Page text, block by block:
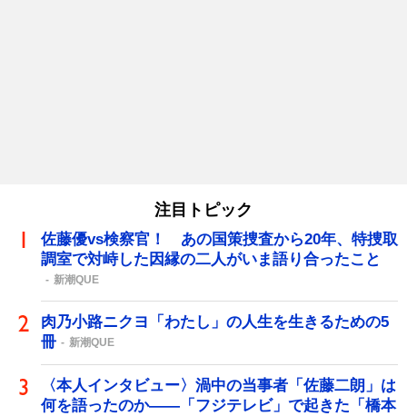
注目トピック
佐藤優vs検察官！ あの国策捜査から20年、特捜取
調室で対峙した因縁の二人がいま語り合ったこと
新潮QUE
肉乃小路ニクヨ「わたし」の人生を生きるための5
冊
新潮QUE
〈本人インタビュー〉渦中の当事者「佐藤二朗」は
何を語ったのか――「フジテレビ」で起きた「橋本